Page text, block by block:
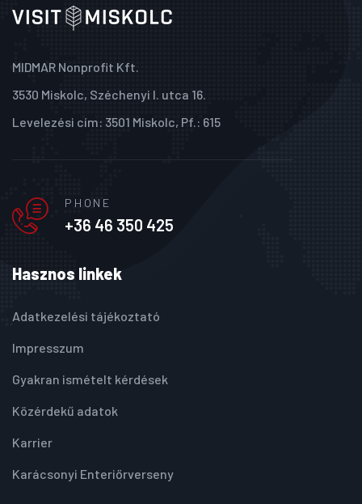
MIDMAR Nonprofit Kft.
3530 Miskolc, Széchenyi I. utca 16.
Levelezési cím: 3501 Miskolc, Pf.: 615
PHONE
+36 46 350 425
Hasznos linkek
Adatkezelési tájékoztató
Impresszum
Gyakran ismételt kérdések
Közérdekű adatok
Karrier
Karácsonyi Enteriőrverseny